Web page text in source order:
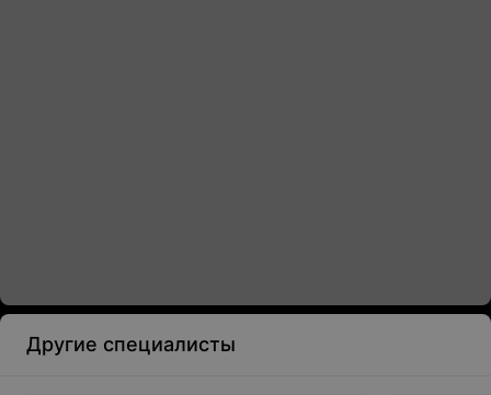
Другие специалисты